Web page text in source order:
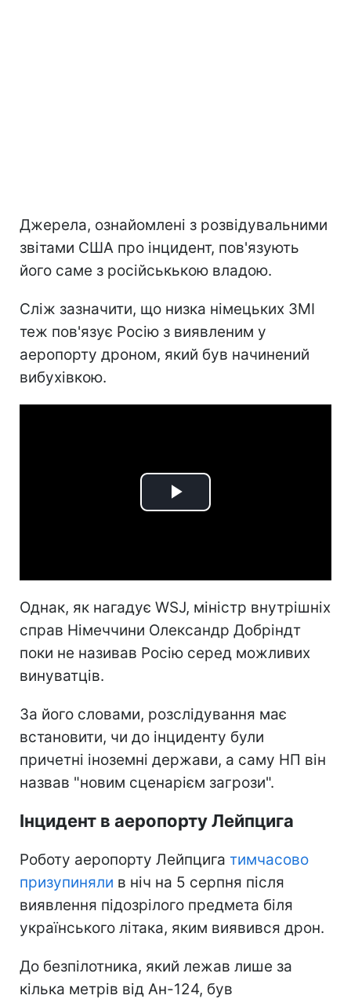
Джерела, ознайомлені з розвідувальними
звітами США про інцидент, пов'язують
його саме з російськькою владою.
Сліж зазначити, що низка німецьких ЗМІ
теж пов'язує Росію з виявленим у
аеропорту дроном, який був начинений
вибухівкою.
Play
Однак, як нагадує WSJ, міністр внутрішніх
справ Німеччини Олександр Добріндт
поки не називав Росію серед можливих
винуватців.
За його словами, розслідування має
встановити, чи до інциденту були
причетні іноземні держави, а саму НП він
назвав "новим сценарієм загрози".
Інцидент в аеропорту Лейпцига
Роботу аеропорту Лейпцига тимчасово
призупиняли в ніч на 5 серпня після
виявлення підозрілого предмета біля
українського літака, яким виявився дрон.
До безпілотника, який лежав лише за
кілька метрів від Ан-124, був